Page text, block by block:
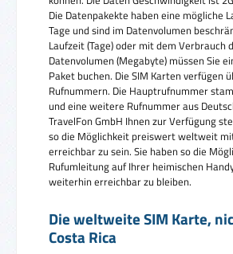
Die Datenpakekte haben eine mögliche
Tage und sind im Datenvolumen
Laufzeit (Tage) oder mit dem Verbrauch
Datenvolumen (Megabyte) müssen Sie
Paket buchen. Die SIM Karten verfügen
Rufnummern. Die Hauptrufnummer
und eine weitere Rufnummer aus
TravelFon GmbH Ihnen zur Verfügung
so die Möglichkeit preiswert weltweit
erreichbar zu sein. Sie haben so die
Rufumleitung auf Ihrer heimischen
weiterhin erreichbar zu bleiben.
Die weltweite SIM Karte,
Costa Rica